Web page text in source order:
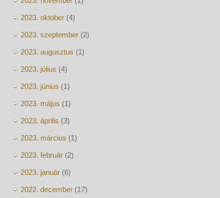
2023. október(4)
2023. szeptember(2)
2023. augusztus (1)
2023. július (4)
2023. június (1)
2023. május (1)
2023. április (3)
2023. március (1)
2023. február(2)
2023. január(6)
2022. december(17)